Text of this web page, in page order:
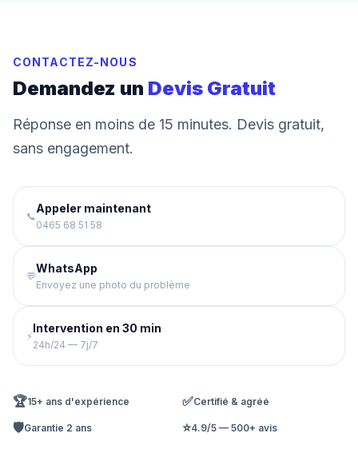
CONTACTEZ-NOUS
Demandez un Devis Gratuit
Réponse en moins de 15 minutes. Devis gratuit,
sans engagement.
📞
Appeler maintenant
0465 68 51 58
💬
WhatsApp
Envoyez une photo du problème
⚡
Intervention en 30 min
24h/24 — 7j/7
🏆15+ ans d'expérience ✅Certifié & agréé
🛡️Garantie 2 ans ⭐4.9/5 — 500+ avis